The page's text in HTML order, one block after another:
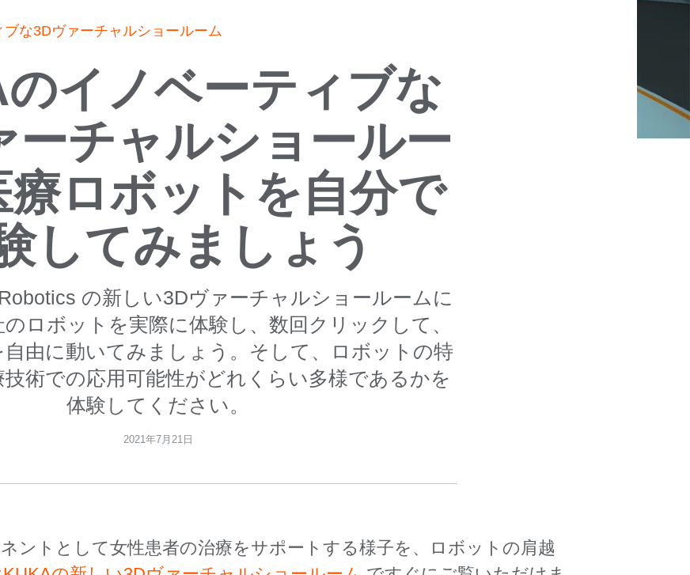
な3Dヴァーチャルショールーム
イノベーティブな
ーチャルショールー
療ロボットを自分で
してみましょう
の新しい3Dヴァーチャルショールームに
ロボットを実際に体験し、数回クリックして、
自由に動いてみましょう。そして、ロボットの特
術での応用可能性がどれくらい多様であるかを
体験してください。
2021年7月21日
ントとして女性患者の治療をサポートする様子を、ロボットの肩越